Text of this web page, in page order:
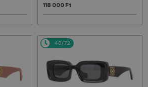
118 000 Ft
48/72